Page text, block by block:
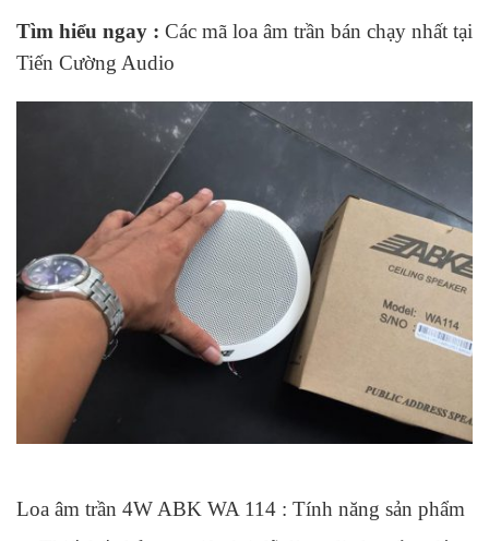
Tìm hiểu ngay : Các mã loa âm trần bán chạy nhất tại
Tiến Cường Audio
Loa âm trần 4W ABK WA 114 : Tính năng sản phẩm